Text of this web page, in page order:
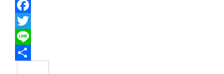
F
a
c
e
T
w
i
L
i